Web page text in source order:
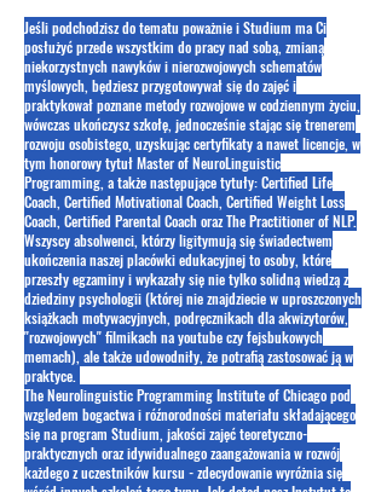
Jeślipodchodzisz do tematu poważnie i Studium ma Ci
posłużyć przede wszystkim do pracy nad sobą, zmianą
niekorzystnych nawyków i nierozwojowych schematów
myślowych, będziesz przygotowywał się do zajęć i
praktykował poznane metody rozwojowe w codziennym życiu,
wówczas ukończysz szkołę, jednocześnie stając się trenerem
rozwoju osobistego, uzyskując certyfikaty a nawet licencje, w
tym honorowy tytuł Master of NeuroLinguistic
Programming, a także następujące tytuły: Certified Life
Coach, Certified Motivational Coach, Certified Weight Loss
Coach, Certified Parental Coach oraz The Practitioner of NLP.
Wszyscy absolwenci, którzy ligitymują się świadectwem
ukończenia naszej placówki edukacyjnej to osoby, które
przeszły egzaminy i wykazały się nie tylko solidną wiedzą z
dziedziny psychologii (której nie znajdziecie w uproszczonych
książkach motywacyjnych, podręcznikach dla akwizytorów,
"rozwojowych" filmikach na youtube czy fejsbukowych
memach), ale także udowodniły, że potrafią zastosować ją w
praktyce.
The Neurolinguistic Programming Institute of Chicago pod
wzgledem bogactwa i róźnorodności materiału składającego
się na program Studium, jakości zajęć teoretyczno-
praktycznych oraz idywidualnego zaangażowania w rozwój
każdego z uczestników kursu - zdecydowanie wyróżnia się